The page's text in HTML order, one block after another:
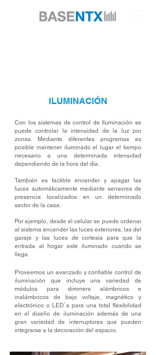
ILUMINACIÓN
Con los sistemas de control de Iluminación se
puede controlar la intensidad de la luz por
zonas. Mediante diferentes programas es
posible mantener iluminado el lugar el tiempo
necesario a una determinada intensidad
dependiendo de la hora del día.
También es factible encender y apagar las
luces automáticamente mediante sensores de
presencia localizados en un determinado
sector de la casa.
Por ejemplo, desde el celular se puede ordenar
al sistema encender las luces exteriores, las del
garaje y las luces de cortesía para que la
entrada al hogar este iluminado cuando se
llega.
Proveemos un avanzado y confiable control de
iluminación que incluye una variedad de
módulos para dimmers alámbricos e
inalámbricos de bajo voltaje, magnético y
electrónico o LED ́s para una total flexibilidad
en el diseño de iluminación además de una
gran variedad de interruptores que pueden
integrarse a la decoración del espacio.